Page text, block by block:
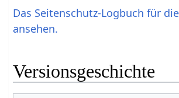
Das Seitenschutz-Logbuch für
ansehen.
Versionsgeschichte